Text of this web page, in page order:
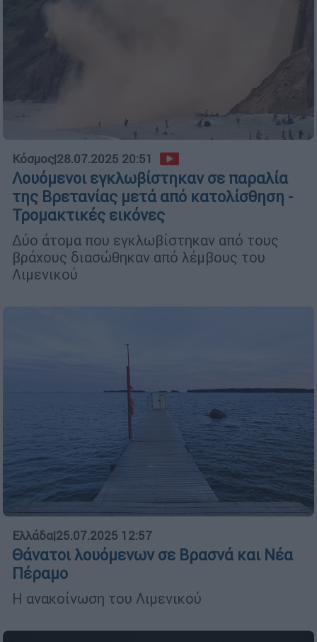
Κόσμος|28.07.2025 20:51
Λουόμενοι εγκλωβίστηκαν σε παραλία
της Βρετανίας μετά από κατολίσθηση -
Τρομακτικές εικόνες
Δύο άτομα που εγκλωβίστηκαν από τους
βράχους διασώθηκαν από λέμβους του
Λιμενικού
Ελλάδα|25.07.2025 12:57
Θάνατοι λουόμενων σε Βρασνά και Νέα
Πέραμο
Η ανακοίνωση του Λιμενικού